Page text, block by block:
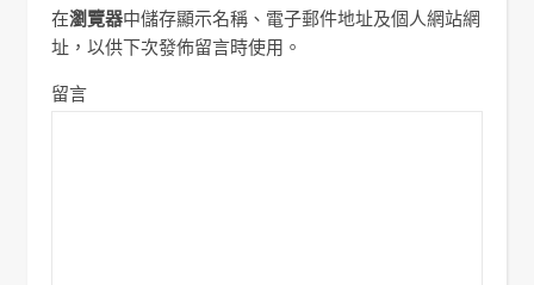
在瀏覽器中儲存顯示名稱、電子郵件地址及個人網站網
址，以供下次發佈留言時使用。
留言